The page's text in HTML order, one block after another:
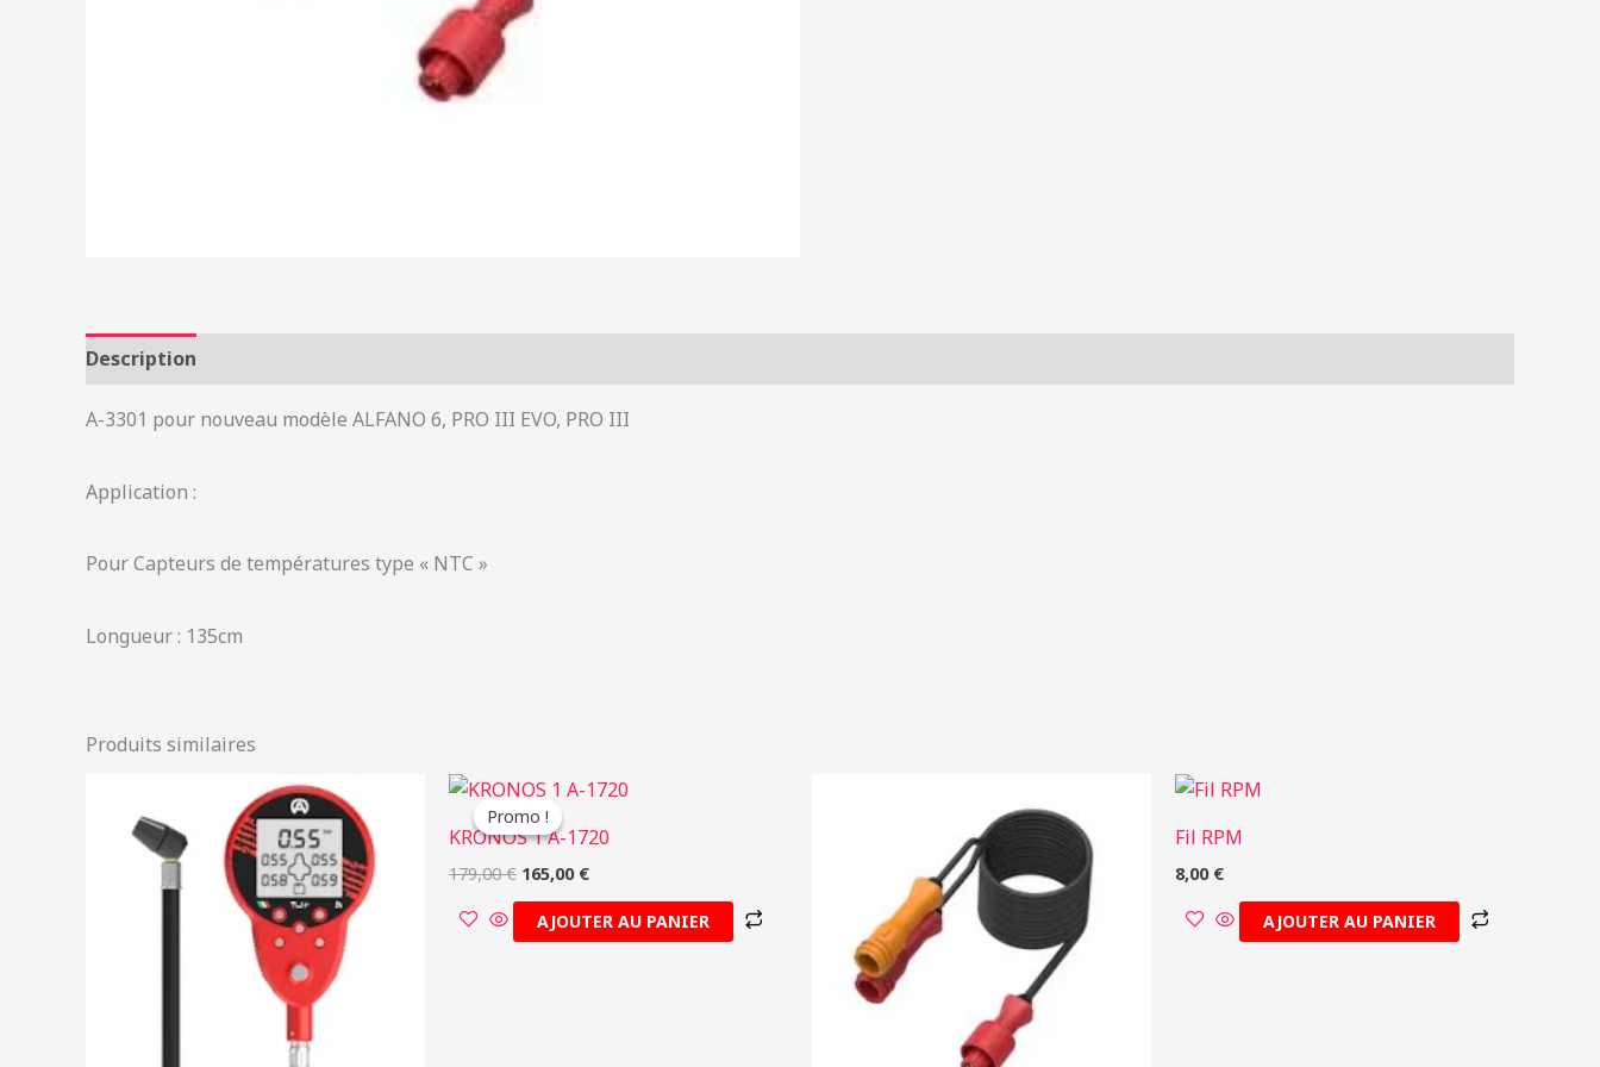
Description
A-3301 pour nouveau modèle ALFANO 6, PRO III EVO, PRO III
Application :
Pour Capteurs de températures type « NTC »
Longueur : 135cm
Produits similaires
Promo !
Promo !
KRONOS 1 A-1720
179,00€
Le
prix
initial
était :
179,00 €.
165,00 €
Le
prix
actuel
est :
165,00 €.
AJOUTER AU PANIER
Fil RPM
8,00 €
AJOUTER AU PANIER